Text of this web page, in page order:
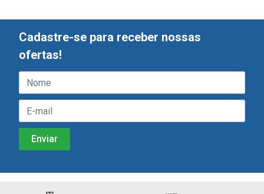
Cadastre-se para receber nossas
ofertas!